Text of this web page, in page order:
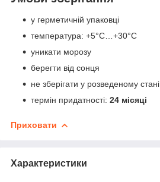
у герметичній упаковці
температура: +5°C…+30°C
уникати морозу
берегти від сонця
не зберігати у розведеному стані
термін придатності: 24 місяці
Приховати
Характеристики